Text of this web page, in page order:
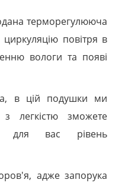
терморегулююча
циркуляцію повітря в
вологи та появі
в цій подушки ми
легкістю зможете
для вас рівень
адже запорука